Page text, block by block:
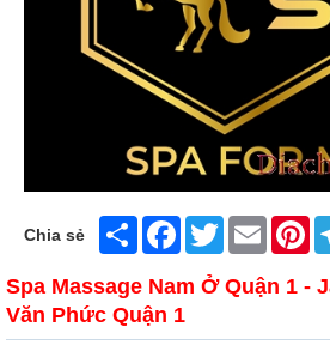
Chia sẻ Share FacebookTwitter Email
Spa Massage Nam Ở Quận 1 -
Văn Phức Quận 1